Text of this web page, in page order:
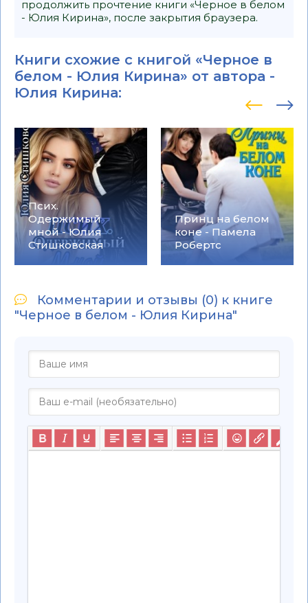
продолжить прочтение книги «Черное в белом
- Юлия Кирина», после закрытия браузера.
Книги схожие с книгой «Черное в
белом - Юлия Кирина» от автора -
Юлия Кирина:
Псих.
Одержимый
мной - Юлия
Стишковская
Принц на белом
коне - Памела
Робертс
Комментарии и отзывы (0) к книге
"Черное в белом - Юлия Кирина"